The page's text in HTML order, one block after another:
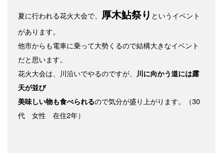
夏に行われる花火大会で、 厚木鮎祭り というイベント
があります。
他市からも電車に乗って大勢くるので結構大きなイベント
だと思います。
花火大会は、川沿いでやるのですが、
川に向かう道には露
天が並び
美味しい物も食べられるので気分が盛り上がります。（30
代 女性 在住2年）